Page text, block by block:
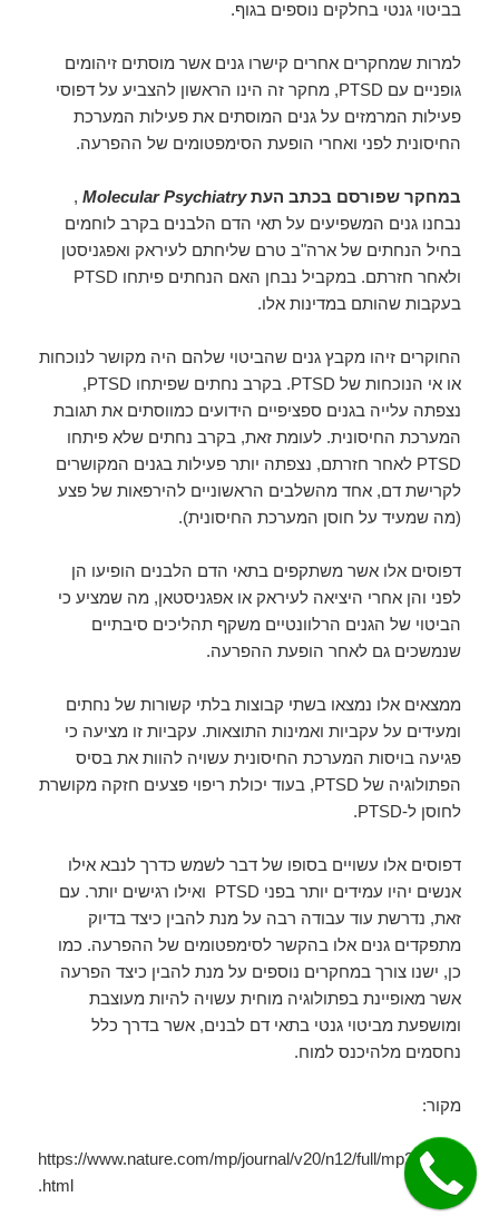
בביטוי גנטי בחלקים נוספים בגוף.
למרות שמחקרים אחרים קישרו גנים אשר מוסתים זיהומים
גופניים עם PTSD, מחקר זה הינו הראשון להצביע על דפוסי
פעילות המרמזים על גנים המוסתים את פעילות המערכת
החיסונית לפני ואחרי הופעת הסימפטומים של ההפרעה.
במחקר שפורסם בכתב העתMolecular Psychiatry
,
נבחנו גנים המשפיעים על תאי הדם הלבנים בקרב לוחמים
בחיל הנחתים של ארה"ב טרם שליחתם לעיראק ואפגניסטן
ולאחר חזרתם. במקביל נבחן האם הנחתים פיתחו PTSD
בעקבות שהותם במדינות אלו.
החוקרים זיהו מקבץ גנים שהביטוי שלהם היה מקושר לנוכחות
או אי הנוכחות של PTSD. בקרב נחתים שפיתחו PTSD,
נצפתה עלייה בגנים ספציפיים הידועים כמווסתים את תגובת
המערכת החיסונית. לעומת זאת, בקרב נחתים שלא פיתחו
PTSD לאחר חזרתם,
נצפתה יותר פעילות בגנים המקושרים
לקרישת דם, אחד מהשלבים הראשוניים להירפאות של פצע
(מה שמעיד על חוסן המערכת החיסונית).
דפוסים אלו אשר משתקפים בתאי הדם הלבנים הופיעו הן
לפני והן אחרי היציאה לעיראק או אפגניסטאן, מה שמציע כי
הביטוי של הגנים הרלוונטיים משקף תהליכים סיבתיים
שנמשכים גם לאחר הופעת ההפרעה.
ממצאים אלו נמצאו בשתי קבוצות בלתי קשורות של נחתים
ומעידים על עקביות ואמינות התוצאות. עקביות זו מציעה כי
פגיעה בויסות המערכת החיסונית עשויה להוות את בסיס
הפתולוגיה של PTSD, בעוד יכולת ריפוי פצעים חזקה מקושרת
לחוסן ל-PTSD.
דפוסים אלו עשויים בסופו של דבר לשמש כדרך לנבא אילו
אנשים יהיו עמידים יותר בפני PTSD ואילו רגישים יותר. עם
זאת, נדרשת עוד עבודה רבה על מנת להבין כיצד בדיוק
מתפקדים גנים אלו בהקשר לסימפטומים של ההפרעה. כמו
כן, ישנו צורך במחקרים נוספים על מנת להבין כיצד הפרעה
אשר מאופיינת בפתולוגיה מוחית עשויה להיות מעוצבת
ומושפעת מביטוי גנטי בתאי דם לבנים, אשר בדרך כלל
נחסמים מלהיכנס למוח.
מקור:
https://www.nature.com/mp/journal/v20/n12/full/mp20159a
.html